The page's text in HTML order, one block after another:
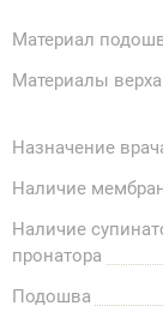
Материал
Материалы верха
Назначение
Наличие
Наличие
пронатора
Подошва